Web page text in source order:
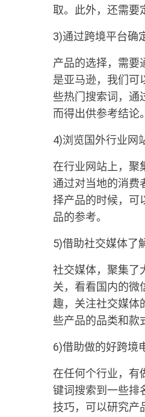
取。此外，还需要
3)通过跨境平台确
产品的选择，需要
是亚马逊，我们可
些热门搜索词，通
而得出供参考结论。
4)浏览国外行业网
在行业网站上，聚
通过对当地的消费
择产品的时候，可
品的参考。
5)借助社交媒体了
社交媒体，聚集了
关，看看国内的微
趣，关注社交媒体
些产品的品类和款
6)借助做的好跨境
在任何个行业，有
键词搜索到一些排
技巧，可以研究产